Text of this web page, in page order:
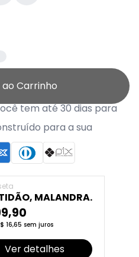
Carrinho
tem até 30 dias para
para a sua
MALANDRA.
16,65 sem juros
Ver detalhes